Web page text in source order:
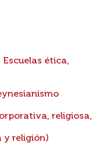
ética,
religiosa,
y religión)